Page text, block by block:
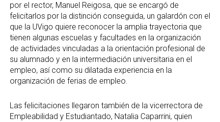
por el rector, Manuel Reigosa, que se encargó de
felicitarlos por la distinción conseguida, un galardón con el
que la UVigo quiere reconocer la amplia trayectoria que
tienen algunas escuelas y facultades en la organización
de actividades vinculadas a la orientación profesional de
su alumnado y en la intermediación universitaria en el
empleo, así como su dilatada experiencia en la
organización de ferias de empleo.
Las felicitaciones llegaron también de la vicerrectora de
Empleabilidad y Estudiantado, Natalia Caparrini, quien